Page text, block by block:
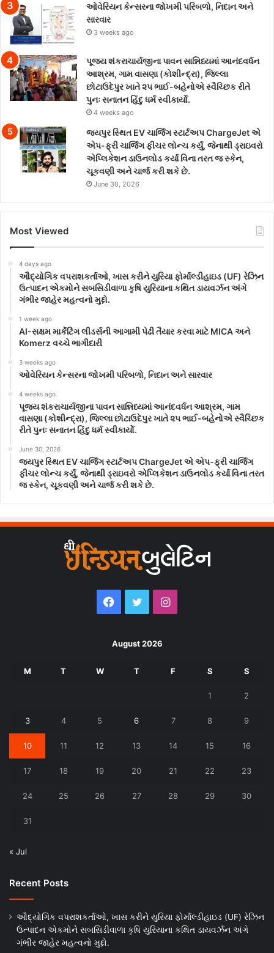
ઓવેરિયન કેન્સરના જોખમી પરિબળો, નિદાન અને
સારવાર
3 weeks ago
પૂજ્ય શંકરાચાર્યજીના પાવન સાન્નિધ્યમાં આનંદવર્ધન
આશ્રમ, ગામ વાસણા (કોશીન્દ્રા), જિલ્લા
છોટાઉદેપુર ખાતે ૨૫ ભાઈ-બહેનોએ સ્વૈચ્છિક રીતે
પુનઃ સનાતન હિંદુ ધર્મ સ્વીકાર્યો.
4 weeks ago
જયપુર સ્થિત EV ચાર્જિંગ સ્ટાર્ટઅપ ChargeJet એ
એપ-ફ્રી ચાર્જિંગ ફીચર લોન્ચ કર્યું, જેનાથી ડ્રાઇવરો
એપ્લિકેશન ડાઉનલોડ કર્યા વિના તરત જ સ્કેન,
ચૂકવણી અને ચાર્જ કરી શકે છે.
June 30, 2026
Most Viewed
4 days ago
ઔદ્યોગિક વપરાશકર્તાઓ, ખાસ કરીને યુરિયા ફોર્માલ્ડીહાઇડ (UF) રેઝિન
ઉત્પાદન એકમોને સબસિડીવાળા કૃષિ યુરિયાના કથિત ડાયવર્ઝન અંગે
ગંભીર જાહેર મહત્વનો મુદ્દો.
1 week ago
AI-સક્ષમ માર્કેટિંગ લીડર્સની આગામી પેઢી તૈયાર કરવા માટે MICA અને
Komerz વચ્ચે ભાગીદારી
3 weeks ago
ઓવેરિયન કેન્સરના જોખમી પરિબળો, નિદાન અને સારવાર
4 weeks ago
પૂજ્ય શંકરાચાર્યજીના પાવન સાન્નિધ્યમાં આનંદવર્ધન આશ્રમ, ગામ
વાસણા (કોશીન્દ્રા), જિલ્લા છોટાઉદેપુર ખાતે ૨૫ ભાઈ-બહેનોએ સ્વૈચ્છિક
રીતે પુનઃ સનાતન હિંદુ ધર્મ સ્વીકાર્યો.
June 30, 2026
જયપુર સ્થિત EV ચાર્જિંગ સ્ટાર્ટઅપ ChargeJet એ એપ-ફ્રી ચાર્જિંગ
ફીચર લોન્ચ કર્યું, જેનાથી ડ્રાઇવરો એપ્લિકેશન ડાઉનલોડ કર્યા વિના તરત
જ સ્કેન, ચૂકવણી અને ચાર્જ કરી શકે છે.
Facebook
TwitterInstagram
August 2026
M T W T F S S
1 2
3 4 5 6 7 8 9
10 11 12 13 14 15 16
17 18 19 20 21 22 23
24 25 26 27 28 29 30
31
« Jul
Recent Posts
ઔદ્યોગિક વપરાશકર્તાઓ, ખાસ કરીને યુરિયા ફોર્માલ્ડીહાઇડ (UF) રેઝિન
ઉત્પાદન એકમોને સબસિડીવાળા કૃષિ યુરિયાના કથિત ડાયવર્ઝન અંગે
ગંભીર જાહેર મહત્વનો મુદ્દો.